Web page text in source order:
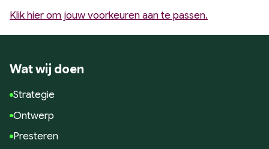
Klik hier om jouw voorkeuren aan te passen.
Wat wij doen
Strategie
Ontwerp
Presteren